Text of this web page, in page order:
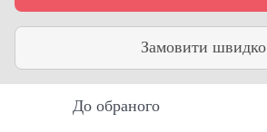
Замовити швидко
До обраного